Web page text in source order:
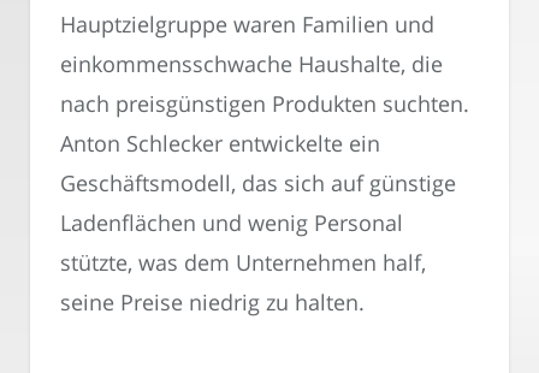
Hauptzielgruppe waren Familien und
einkommensschwache Haushalte, die
nach preisgünstigen Produkten suchten.
Anton Schlecker entwickelte ein
Geschäftsmodell, das sich auf günstige
Ladenflächen und wenig Personal
stützte, was dem Unternehmen half,
seine Preise niedrig zu halten.